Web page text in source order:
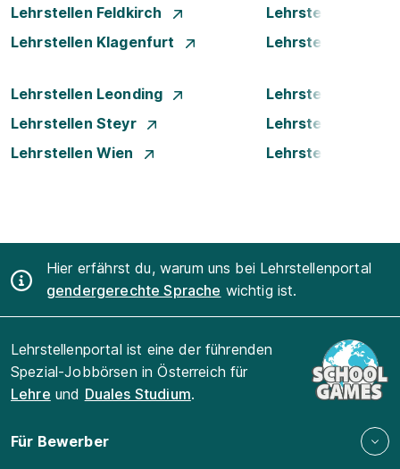
Lehrstellen Feldkirch
Lehrstellen Graz
Lehrstellen Klagenfurt
Lehrstellen
Lehrstellen Leonding
Lehrstellen Linz
Lehrstellen Steyr
Lehrstellen Traun
Lehrstellen Wien
Lehrstellen
Hier erfährst du, warum uns bei Lehrstellenportal
gendergerechte Sprache wichtig ist.
Lehrstellenportal ist eine der führenden
Spezial-Jobbörsen in Österreich für
Lehre und Duales Studium.
Für Bewerber